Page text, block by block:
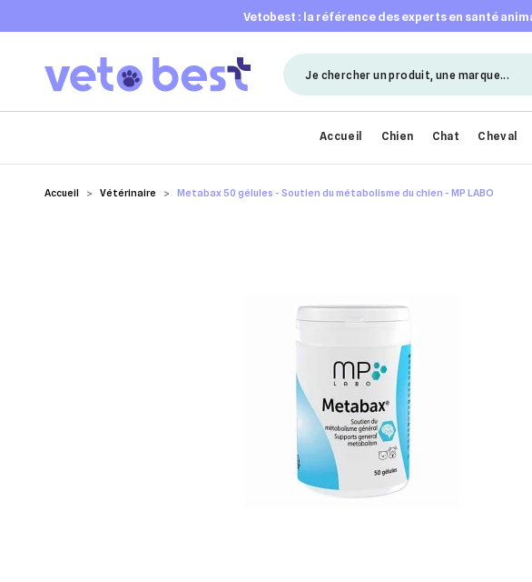
vetobest : la référence des experts en santé
Accueil Chien Chat Cheval
Accueil Vétérinaire Metabax 50 gélules - Soutien du métabolisme du chien - MP LABO